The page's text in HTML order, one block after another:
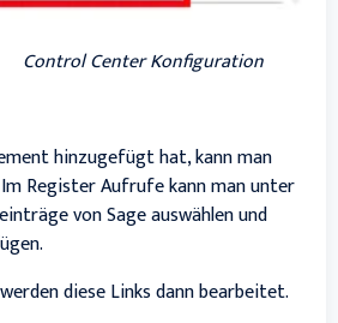
Control Center Konfiguration
hinzugefügt hat, kann man
Register Aufrufe kann man unter
von Sage auswählen und
diese Links dann bearbeitet.